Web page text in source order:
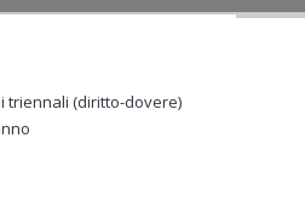
triennali (diritto-dovere)